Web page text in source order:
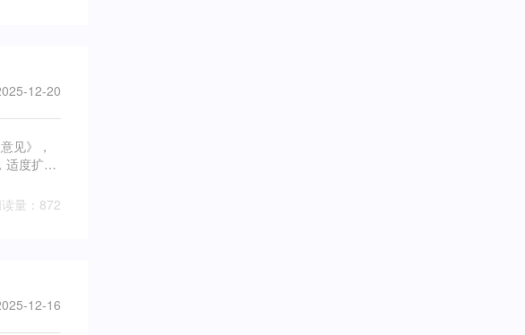
12-20
见》，
适度扩大
量：872
12-16